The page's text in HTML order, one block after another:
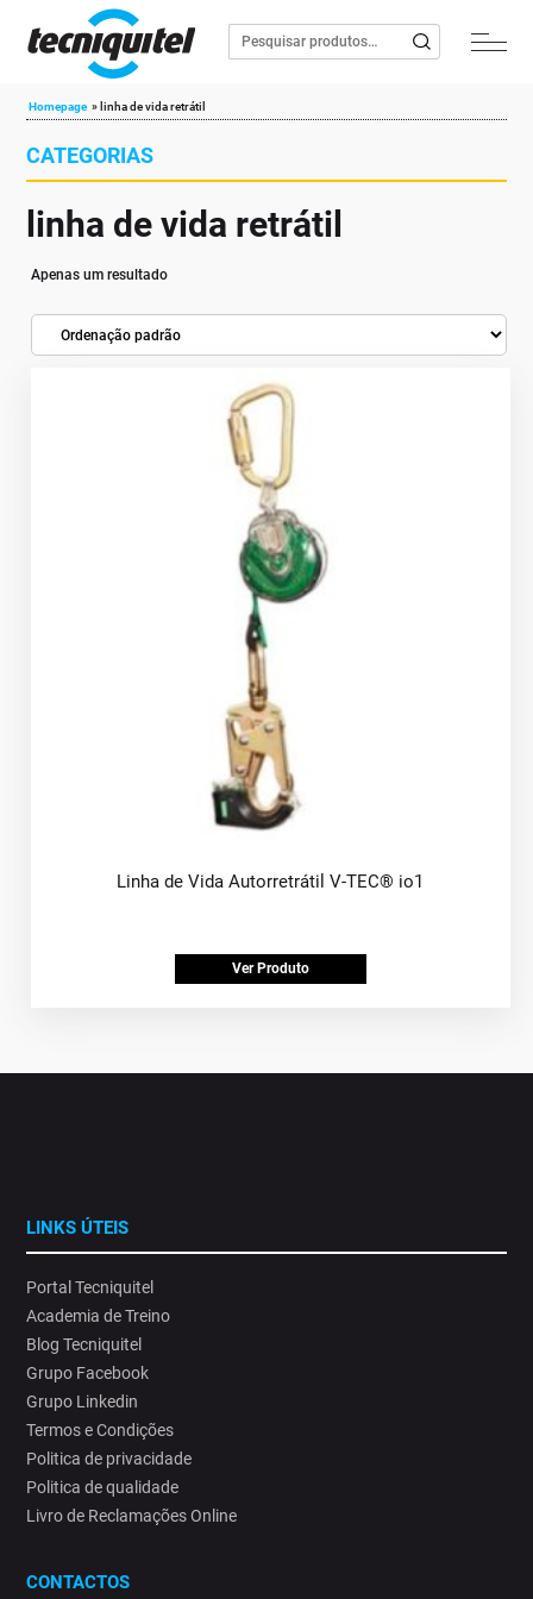
Homepage » linha de vida retrátil
CATEGORIAS
linha de vida retrátil
Apenas um resultado
Linha de Vida Autorretrátil V-TEC® io1
Ver Produto
LINKS ÚTEIS
Portal Tecniquitel
Academia de Treino
Blog Tecniquitel
Grupo Facebook
Grupo Linkedin
Termos e Condições
Politica de privacidade
Politica de qualidade
Livro de Reclamações Online
CONTACTOS